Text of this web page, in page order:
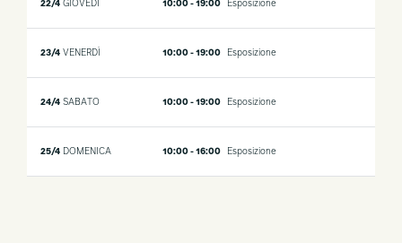
22/4 GIOVEDÌ 10:00 - 19:00 Esposizione
23/4 VENERDÌ 10:00 - 19:00 Esposizione
24/4 SABATO 10:00 - 19:00 Esposizione
25/4 DOMENICA 10:00 - 16:00 Esposizione